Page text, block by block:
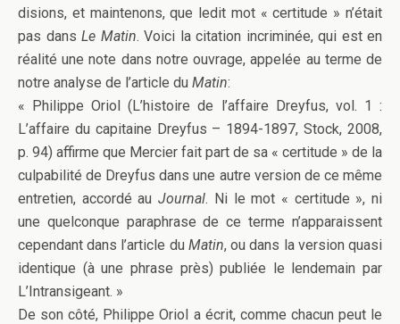
disions, et maintenons, que ledit mot « certitude » n’était
pas dans Le Matin. Voici la citation incriminée, qui est en
réalité une note dans notre ouvrage, appelée au terme de
notre analyse de l’article du Matin:
« Philippe Oriol (L’histoire de l’affaire Dreyfus, vol. 1 :
L’affaire du capitaine Dreyfus – 1894-1897, Stock, 2008,
p. 94) affirme que Mercier fait part de sa « certitude » de la
culpabilité de Dreyfus dans une autre version de ce même
entretien, accordé auJournal. Ni le mot « certitude », ni
une quelconque paraphrase de ce terme n’apparaissent
cependant dans l’article du Matin, ou dans la version quasi
identique (à une phrase près) publiée le lendemain par
L’Intransigeant. »
De son côté, Philippe Oriol a écrit, comme chacun peut le